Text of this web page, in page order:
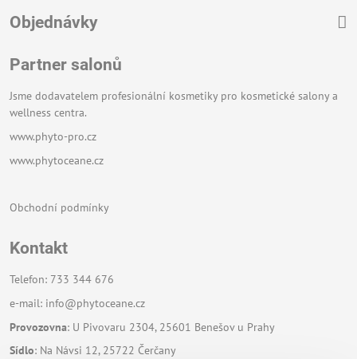
Objednávky
Partner salonů
Jsme dodavatelem profesionální kosmetiky pro kosmetické salony a
wellness centra.
www.phyto-pro.cz
www.phytoceane.cz
Obchodní podmínky
Kontakt
Telefon: 733 344 676
e-mail: info@phytoceane.cz
Provozovna: U Pivovaru 2304, 25601 Benešov u Prahy
Sídlo: Na Návsi 12, 25722 Čerčany